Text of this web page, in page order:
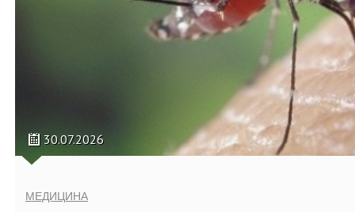
30.07.2026
МЕДИЦИНА